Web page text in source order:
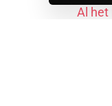
Al het